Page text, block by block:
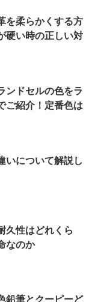
を柔らかくする方
硬い時の正しい対
ンドセルの色をラ
ご紹介！定番色は
いについて解説し
久性はどれくら
なのか
鉛筆とクーピーど